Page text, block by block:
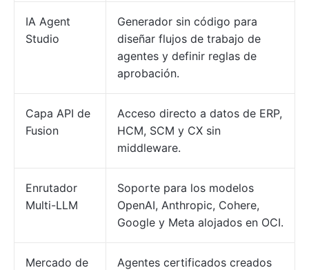
IA Agent
Studio
Generador sin código para
diseñar flujos de trabajo de
agentes y definir reglas de
aprobación.
Capa API de
Fusion
Acceso directo a datos de ERP,
HCM, SCM y CX sin
middleware.
Enrutador
Multi-LLM
Soporte para los modelos
OpenAI, Anthropic, Cohere,
Google y Meta alojados en OCI.
Mercado de
Agentes certificados creados